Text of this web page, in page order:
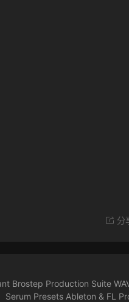
分
Brostep Production Suite
Serum Presets Ableton & FL